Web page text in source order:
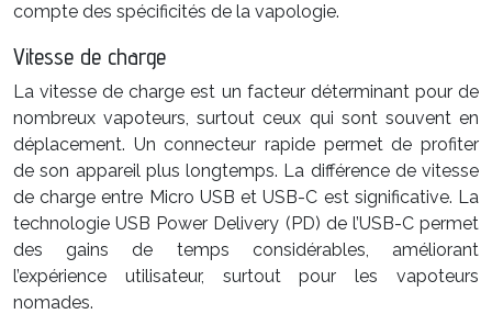
compte des spécificités de la vapologie.
Vitesse de charge
La vitesse de charge est un facteur déterminant pour de
nombreux vapoteurs, surtout ceux qui sont souvent en
déplacement. Un connecteur rapide permet de profiter
de son appareil plus longtemps. La différence de vitesse
de charge entre Micro USB et USB-C est significative. La
technologie USB Power Delivery (PD) de l’USB-C permet
des gains de temps considérables, améliorant
l’expérience utilisateur, surtout pour les vapoteurs
nomades.